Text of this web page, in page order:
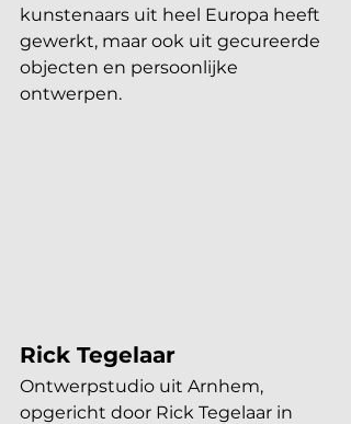
kunstenaars uit heel Europa heeft
gewerkt, maar ook uit gecureerde
objecten en persoonlijke
ontwerpen.
Rick Tegelaar
Ontwerpstudio uit Arnhem,
opgericht door Rick Tegelaar in